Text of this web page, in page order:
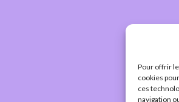
Pour offrir
cookies
ces
navigation